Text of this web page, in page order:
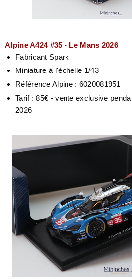
Alpine A424 #35 - Le Mans 2026
Fabricant Spark
Miniature à l'échelle 1/43
Référence Alpine : 6020081951
Tarif : 85€ - vente exclusive
2026